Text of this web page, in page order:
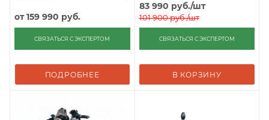
от159 990 руб.
СВЯЗАТЬСЯ С ЭКСПЕРТОМ
ПОДРОБНЕЕ
83 990 руб./шт
101 900руб./шт
СВЯЗАТЬСЯ С ЭКСПЕРТОМ
В КОРЗИНУ